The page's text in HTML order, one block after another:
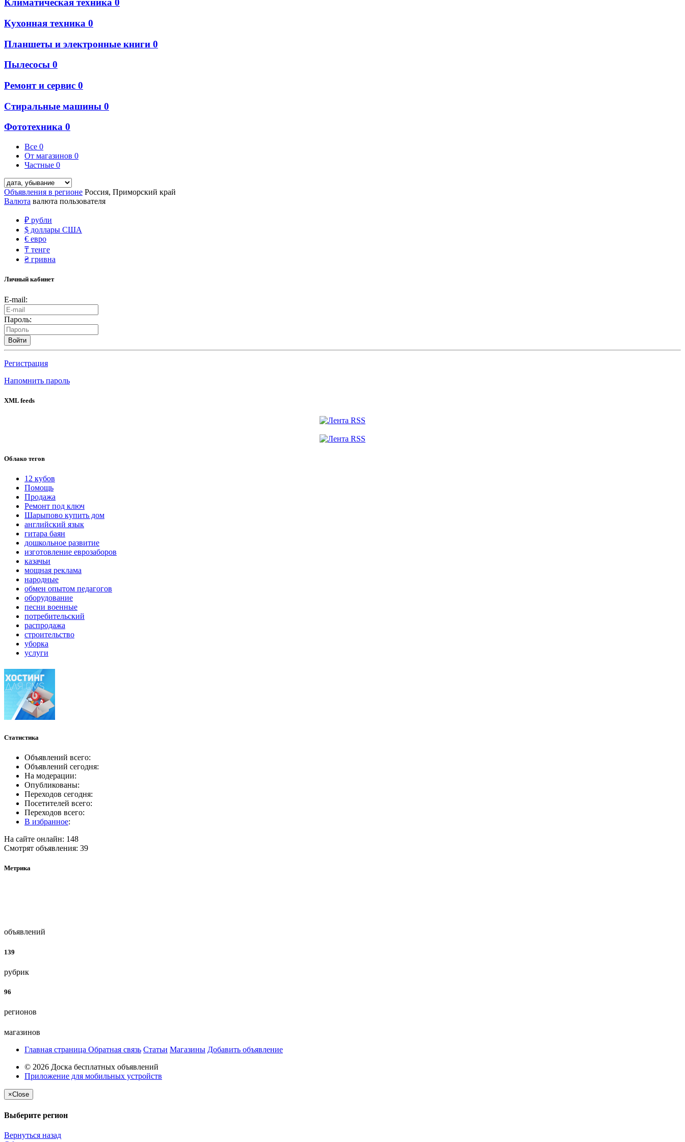
Климатическая техника 0
Кухонная техника 0
Планшеты и электронные книги 0
Пылесосы 0
Ремонт и сервис 0
Стиральные машины 0
Фототехника 0
Все 0
От магазинов 0
Частные 0
Объявления в регионе Россия, Приморский край
Валюта валюта пользователя
₽ рубли
$ доллары США
€ евро
₸ тенге
₴ гривна
Личный кабинет
E-mail:
Пароль:
Войти
Регистрация
Напомнить пароль
XML feeds
Облако тегов
12 кубов
Помощь
Продажа
Ремонт под ключ
Шарыпово купить дом
английский язык
гитара баян
дошкольное развитие
изготовление еврозаборов
казачьи
мощная реклама
народные
обмен опытом педагогов
оборудование
песни военные
потребительский
распродажа
строительство
уборка
услуги
Статистика
Объявлений всего:
Объявлений сегодня:
На модерации:
Опубликованы:
Переходов сегодня:
Посетителей всего:
Переходов всего:
В избранное:
На сайте онлайн: 148
Смотрят объявления: 39
Метрика
объявлений
139
рубрик
96
регионов
магазинов
Главная страница Обратная связь Статьи Магазины Добавить объявление
© 2026 Доска бесплатных объявлений
Приложение для мобильных устройств
×Close
Выберите регион
Вернуться назад